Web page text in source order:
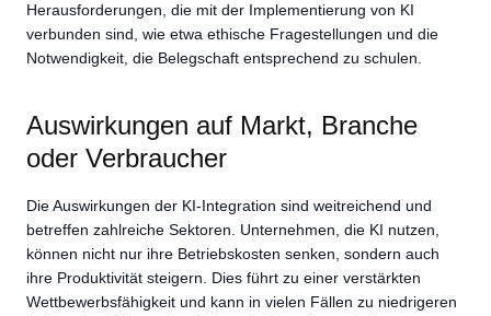
Herausforderungen, die mit der Implementierung von KI
verbunden sind, wie etwa ethische Fragestellungen und die
Notwendigkeit, die Belegschaft entsprechend zu schulen.
Auswirkungen auf Markt, Branche
oder Verbraucher
Die Auswirkungen der KI-Integration sind weitreichend und
betreffen zahlreiche Sektoren. Unternehmen, die KI nutzen,
können nicht nur ihre Betriebskosten senken, sondern auch
ihre Produktivität steigern. Dies führt zu einer verstärkten
Wettbewerbsfähigkeit und kann in vielen Fällen zu niedrigeren